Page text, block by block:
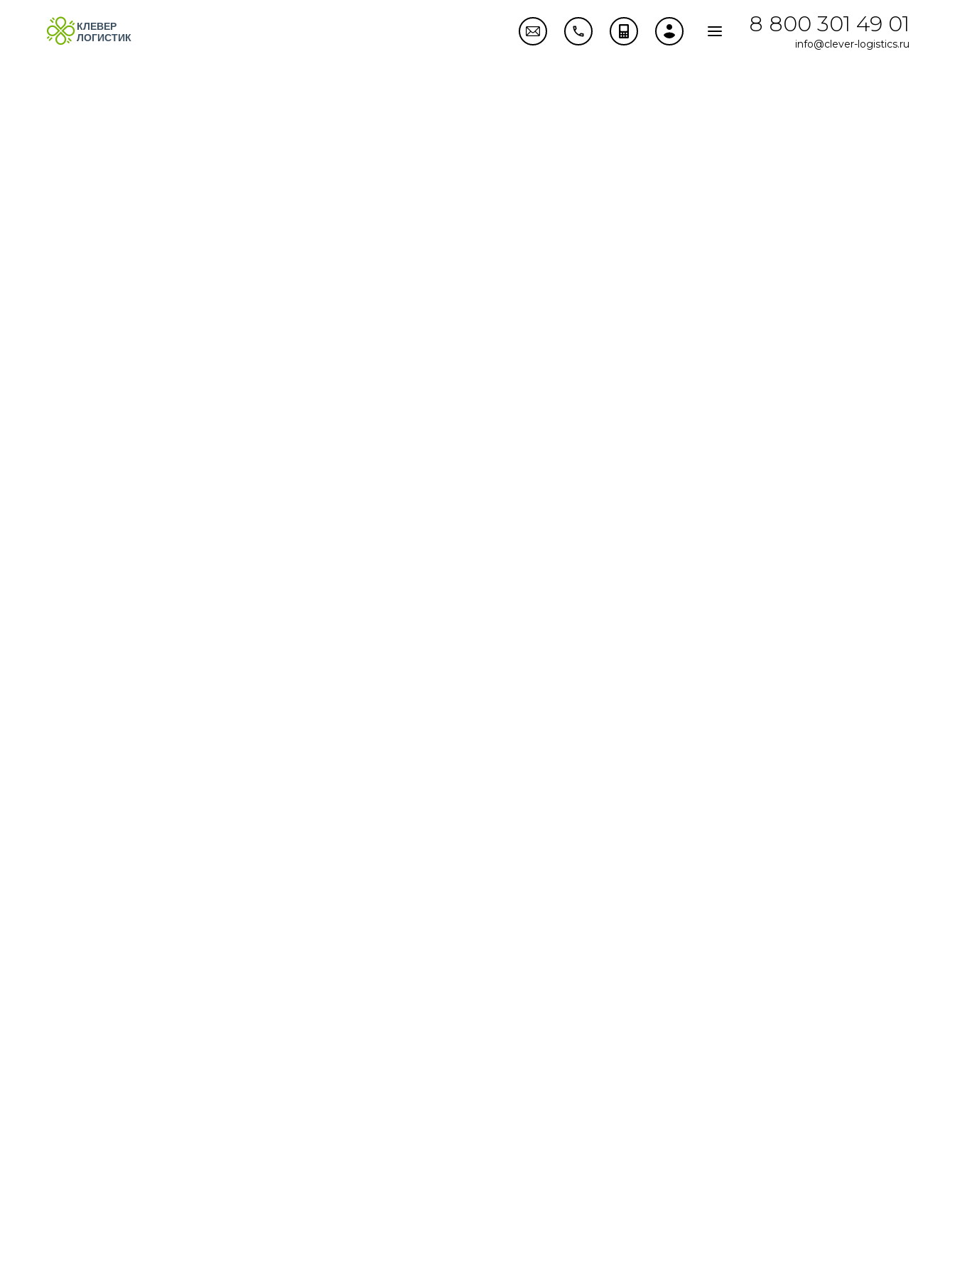
8 800 301 49 01
info@clever-logistics.ru